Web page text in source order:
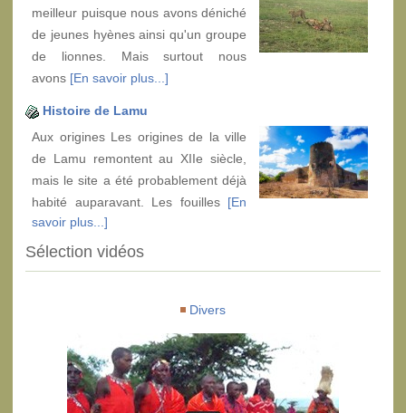
meilleur puisque nous avons déniché
de jeunes hyènes ainsi qu'un groupe
de lionnes. Mais surtout nous
avons [En savoir plus...]
Histoire de Lamu
Aux origines Les origines de la ville
de Lamu remontent au XIIe siècle,
mais le site a été probablement déjà
habité auparavant. Les fouilles [En
savoir plus...]
Sélection vidéos
Divers